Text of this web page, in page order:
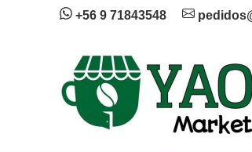
+56 9 71843548